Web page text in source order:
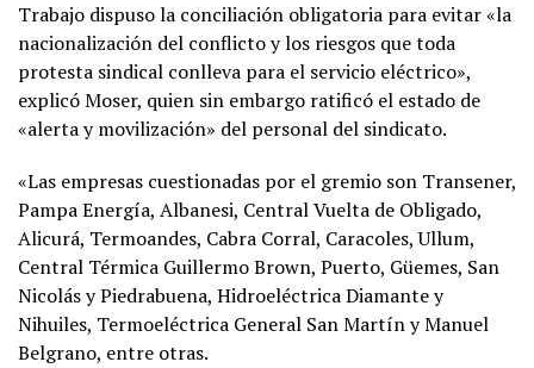
Trabajo dispuso la conciliación obligatoria para evitar «la
nacionalización del conflicto y los riesgos que toda
protesta sindical conlleva para el servicio eléctrico»,
explicó Moser, quien sin embargo ratificó el estado de
«alerta y movilización» del personal del sindicato.
«Las empresas cuestionadas por el gremio son Transener,
Pampa Energía, Albanesi, Central Vuelta de Obligado,
Alicurá, Termoandes, Cabra Corral, Caracoles, Ullum,
Central Térmica Guillermo Brown, Puerto, Güemes, San
Nicolás y Piedrabuena, Hidroeléctrica Diamante y
Nihuiles, Termoeléctrica General San Martín y Manuel
Belgrano, entre otras.